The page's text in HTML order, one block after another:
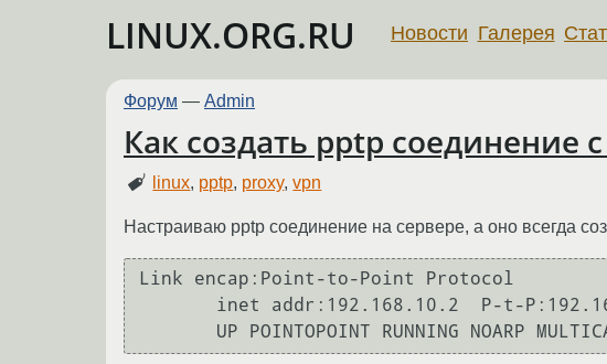
LINUX.ORG.RU Новости Галерея
Форум — Admin
Как создать pptp соединение
linux, pptp, proxy,vpn
Настраиваю pptp соединение на сервере, а оно всегда
Link encap:Point-to-Point Protocol